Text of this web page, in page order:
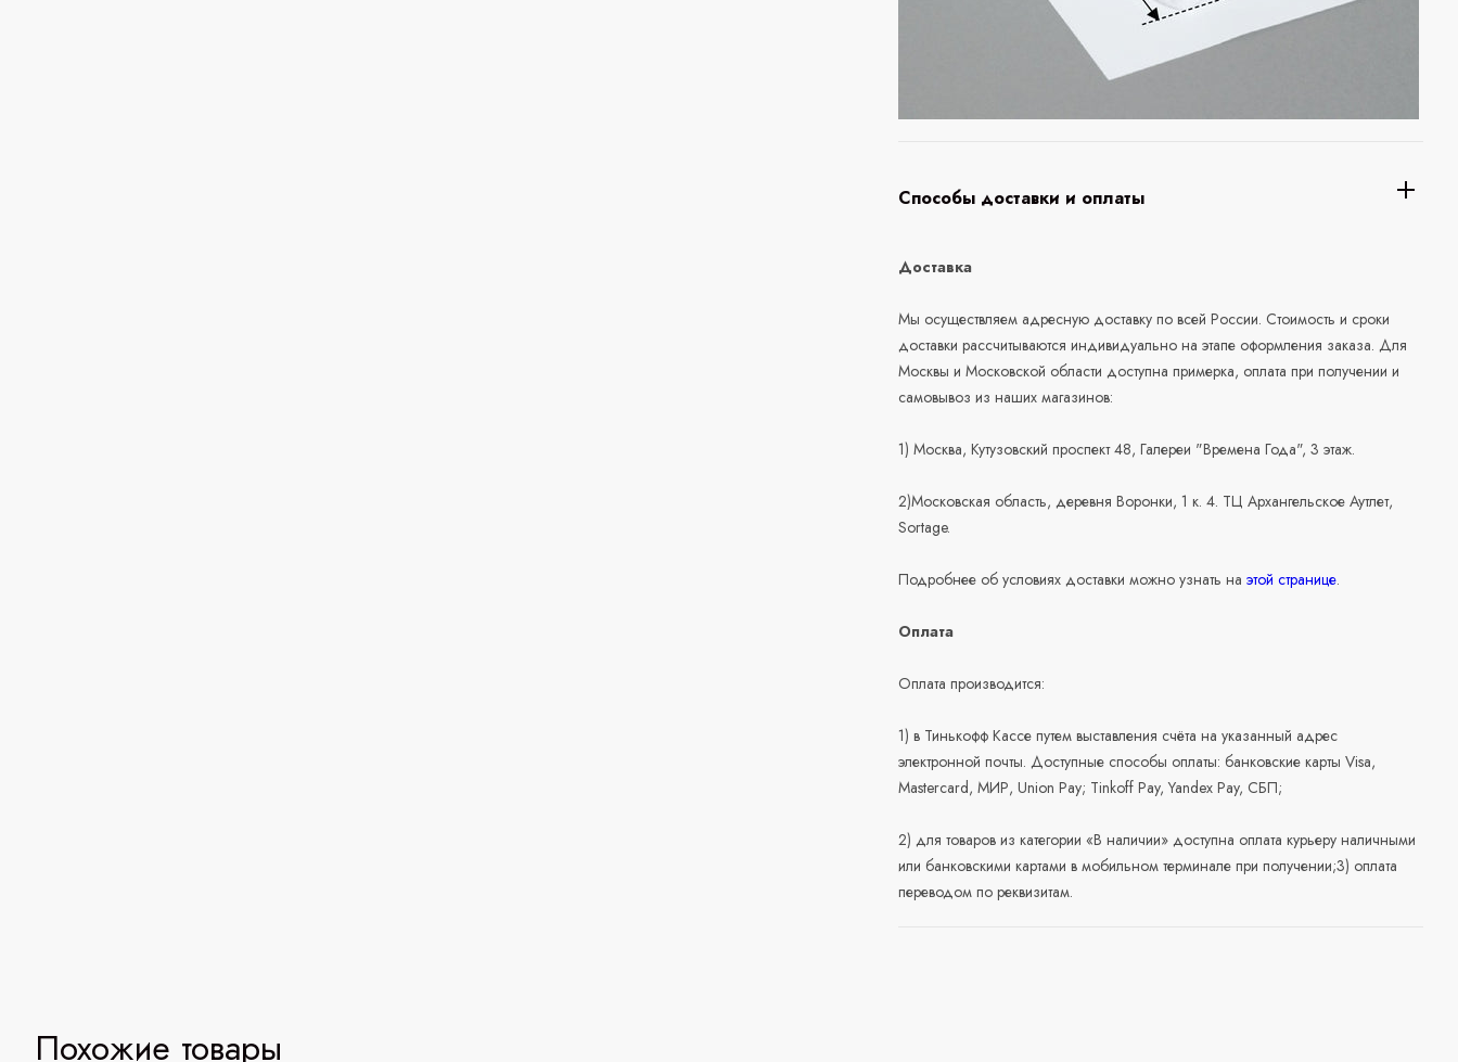
Способы доставки и оплаты
Доставка
Мы осуществляем адресную доставку по всей России. Стоимость и сроки
доставки рассчитываются индивидуально на этапе оформления заказа. Для
Москвы и Московской области доступна примерка, оплата при получении и
самовывоз из наших магазинов:
1) Москва, Кутузовский проспект 48, Галереи "Времена Года", 3 этаж.
2)Московская область, деревня Воронки, 1 к. 4. ТЦ Архангельское Аутлет,
Sortage.
Подробнее об условиях доставки можно узнать наэтой странице.
Оплата
Оплата производится:
1) в Тинькофф Кассе путем выставления счёта на указанный адрес
электронной почты. Доступные способы оплаты: банковские карты Visa,
Mastercard, МИР, Union Pay; Tinkoff Pay, Yandex Pay, СБП;
2) для товаров из категории «В наличии» доступна оплата курьеру наличными
или банковскими картами в мобильном терминале при получении;3) оплата
переводом по реквизитам.
Похожие товары